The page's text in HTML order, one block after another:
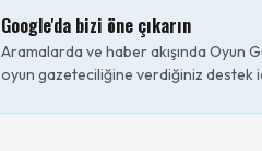
Google'da bizi öne çıkarın
Aramalarda ve haber akışında Oyun
oyun gazeteciliğine verdiğiniz destek